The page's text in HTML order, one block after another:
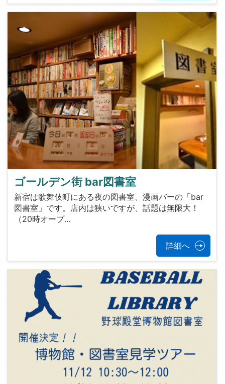
ゴールデン街 bar図書室
新宿は歌舞伎町にある夜の図書室、漫画バーの「bar
図書室」です。店内は狭いですが、話題は無限大！
（20時オープ…
詳細へ